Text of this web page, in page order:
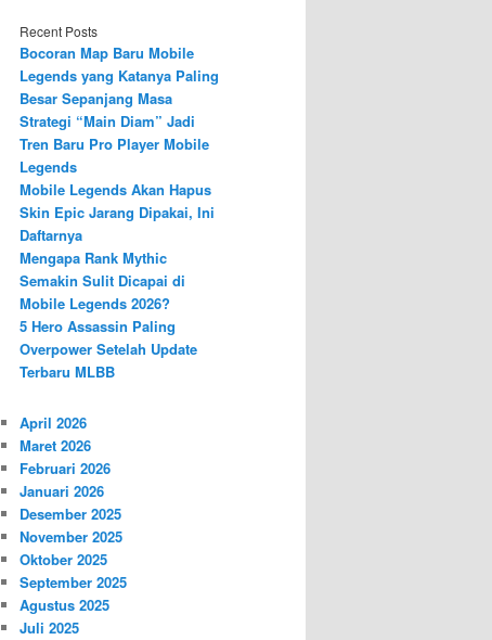
Recent Posts
Bocoran Map Baru Mobile
Legends yang Katanya Paling
Besar Sepanjang Masa
Strategi “Main Diam” Jadi
Tren Baru Pro Player Mobile
Legends
Mobile Legends Akan Hapus
Skin Epic Jarang Dipakai, Ini
Daftarnya
Mengapa Rank Mythic
Semakin Sulit Dicapai di
Mobile Legends 2026?
5 Hero Assassin Paling
Overpower Setelah Update
Terbaru MLBB
April 2026
Maret 2026
Februari 2026
Januari 2026
Desember 2025
November 2025
Oktober 2025
September 2025
Agustus 2025
Juli 2025